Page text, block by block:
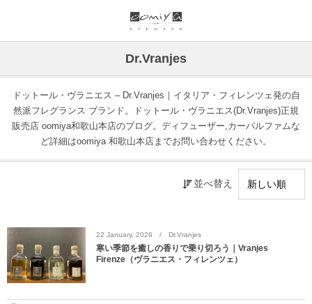
Dr.Vranjes
ドットール・ヴラニエス – Dr.Vranjes｜イタリア・フィレンツェ発の自
然派フレグランス ブランド。ドットール・ヴラニエス(Dr.Vranjes)正規
販売店 oomiya和歌山本店のブログ。ディフューザー,カーパルファムな
ど詳細はoomiya 和歌山本店までお問い合わせください。
並べ替え
22 January, 2026 Dr.Vranjes
寒い季節を癒しの香りで乗り切ろう｜Vranjes
Firenze（ヴラニエス・フィレンツェ）
999.9
999.9 feelsun
CHANEL
ウオッチサイト
アイウェアサイト